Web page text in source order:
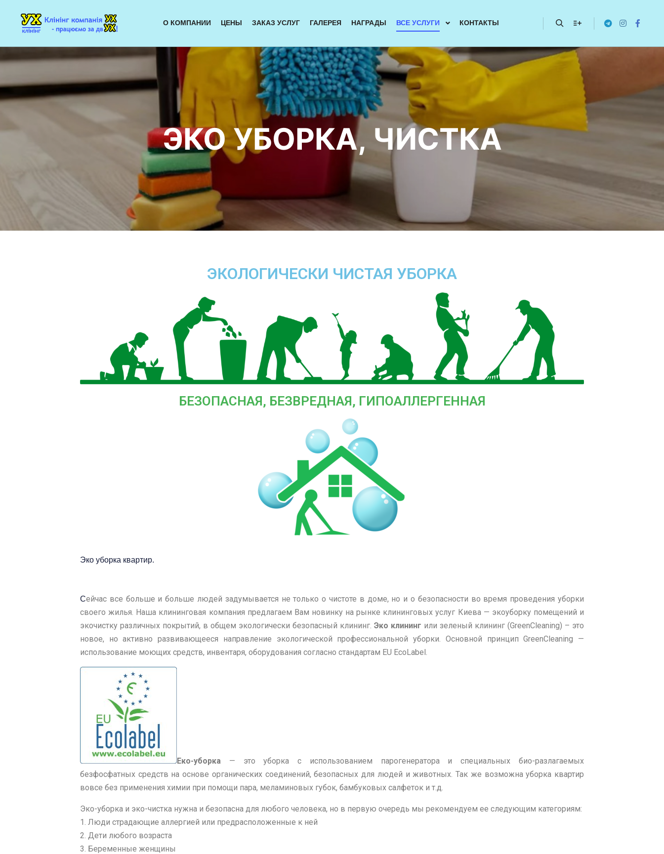
О КОМПАНИИ ЦЕНЫ ЗАКАЗ УСЛУГ ГАЛЕРЕЯ НАГРАДЫ ВСЕ УСЛУГИ КОНТАКТЫ
ЭКО УБОРКА, ЧИСТКА
ЭКОЛОГИЧЕСКИ ЧИСТАЯ УБОРКА
БЕЗОПАСНАЯ, БЕЗВРЕДНАЯ, ГИПОАЛЛЕРГЕННАЯ
Эко уборка квартир.
Сейчас все больше и больше людей задумывается не только о чистоте в доме, но и о безопасности во время проведения уборки
своего жилья. Наша клининговая компания предлагаем Вам новинку на рынке клининговых услуг Киева — экоуборку помещений и
экочистку различных покрытий, в общем экологически безопасный клининг. Эко клининг или зеленый клининг (GreenCleaning) – это
новое, но активно развивающееся направление экологической профессиональной уборки. Основной принцип GreenCleaning —
использование моющих средств, инвентаря, оборудования согласно стандартам EU EcoLabel.
Еко-уборка — это уборка с использованием парогенератора и специальных био-разлагаемых
безфосфатных средств на основе органических соединений, безопасных для людей и животных. Так же возможна уборка квартир
вовсе без применения химии при помощи пара, меламиновых губок, бамбуковых салфеток и т.д.
Эко-уборка и эко-чистка нужна и безопасна для любого человека, но в первую очередь мы рекомендуем ее следующим категориям:
1. Люди страдающие аллергией или предрасположенные к ней
2. Дети любого возраста
3. Беременные женщины